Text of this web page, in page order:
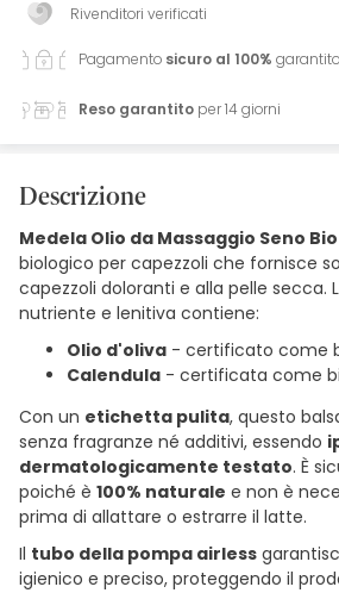
Rivenditori verificati
Pagamento sicuro al 100% garantito
Reso garantito per 14 giorni
Descrizione
Medela Olio da Massaggio Seno
biologico per capezzoli che fornisce
capezzoli doloranti e alla pelle secca.
nutriente e lenitiva contiene:
Olio d'oliva - certificato come
Calendula - certificata come
Con un etichetta pulita, questo
senza fragranze né additivi, essendo
dermatologicamente testato. È
poiché è 100% naturale e non è
prima di allattare o estrarre il latte.
Il tubo della pompa airless
igienico e preciso, proteggendo il